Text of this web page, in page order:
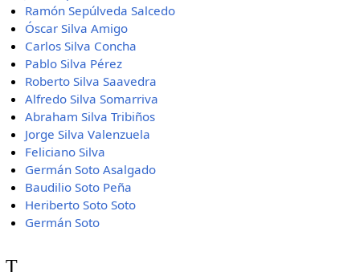
Ramón Sepúlveda Salcedo
Óscar Silva Amigo
Carlos Silva Concha
Pablo Silva Pérez
Roberto Silva Saavedra
Alfredo Silva Somarriva
Abraham Silva Tribiños
Jorge Silva Valenzuela
Feliciano Silva
Germán Soto Asalgado
Baudilio Soto Peña
Heriberto Soto Soto
Germán Soto
T